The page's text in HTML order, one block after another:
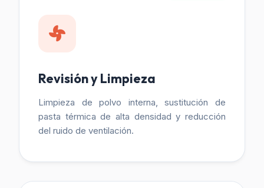
Revisión y Limpieza
Limpieza de polvo interna, sustitución de
pasta térmica de alta densidad y reducción
del ruido de ventilación.